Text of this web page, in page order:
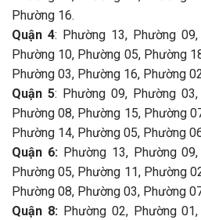
Phường 16.
Quận 4: Phường 13, Phường
Phường 10, Phường 05, Phường
Phường 03, Phường 16, Phường
Quận 5: Phường 09, Phường
Phường 08, Phường 15, Phường
Phường 14, Phường 05, Phường
Quận 6:Phường 13, Phường
Phường 05, Phường 11, Phường
Phường 08, Phường 03, Phường
Quận 8:Phường 02, Phường